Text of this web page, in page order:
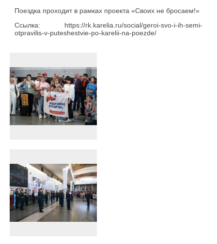
Поездка проходит в рамках проекта «Своих не бросаем!»
Ссылка: https://rk.karelia.ru/social/geroi-svo-i-ih-semi-
otpravilis-v-puteshestvie-po-karelii-na-poezde/